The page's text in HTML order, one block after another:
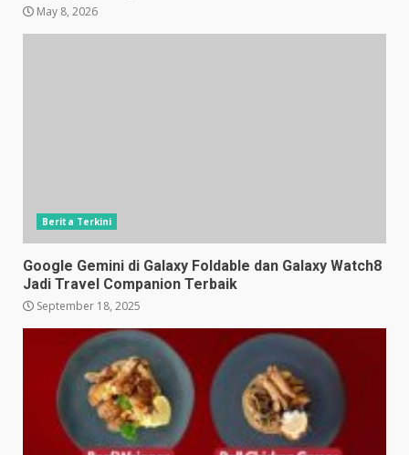
May 8, 2026
Berita Terkini
Google Gemini di Galaxy Foldable dan Galaxy Watch8
Jadi Travel Companion Terbaik
September 18, 2025